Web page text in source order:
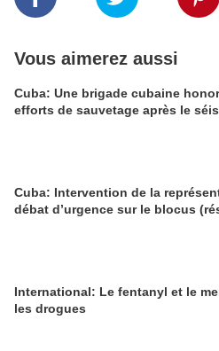
Vous aimerez aussi
Cuba: Une brigade cubaine
efforts de sauvetage après le
Cuba: Intervention de la
débat d’urgence sur le blocus
International: Le fentanyl et le
les drogues